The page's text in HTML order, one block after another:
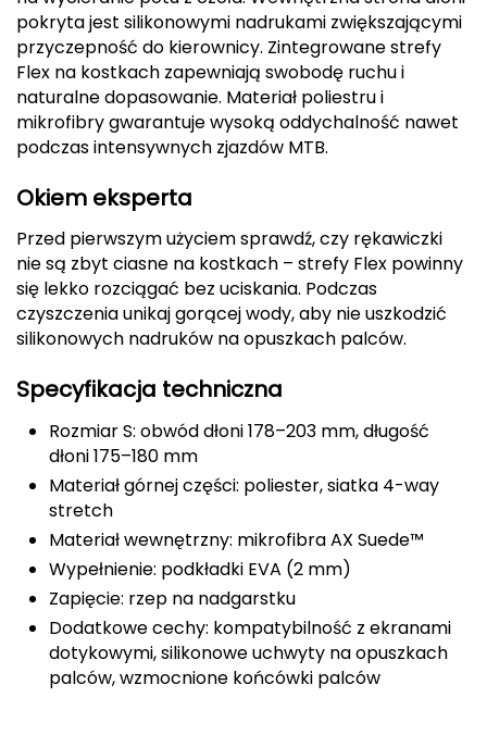
Deuter
Dolomite
E
ENERO
ENERO CAMP
ENERO PRO
Elmer by Swany
Extremities
FASHY
Fjord Nansen
GIVOVA
pokryta jest silikonowymi nadrukami zwiększającymi
przyczepność do kierownicy. Zintegrowane strefy
Flex na kostkach zapewniają swobodę ruchu i
naturalne dopasowanie. Materiał poliestru i
mikrofibry gwarantuje wysoką oddychalność nawet
podczas intensywnych zjazdów MTB.
Okiem eksperta
Przed pierwszym użyciem sprawdź, czy rękawiczki
nie są zbyt ciasne na kostkach – strefy Flex powinny
się lekko rozciągać bez uciskania. Podczas
czyszczenia unikaj gorącej wody, aby nie uszkodzić
silikonowych nadruków na opuszkach palców.
Specyfikacja techniczna
Rozmiar S: obwód dłoni 178–203 mm, długość
dłoni 175–180 mm
Materiał górnej części: poliester, siatka 4-way
stretch
Materiał wewnętrzny: mikrofibra AX Suede™
Wypełnienie: podkładki EVA (2 mm)
Zapięcie: rzep na nadgarstku
Dodatkowe cechy: kompatybilność z ekranami
dotykowymi, silikonowe uchwyty na opuszkach
palców, wzmocnione końcówki palców